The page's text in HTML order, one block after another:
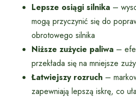
Lepsze osiągi silnika –
mogą przyczynić się do
obrotowego silnika
Niższe zużycie paliwa –
przekłada się na mniejsze
Łatwiejszy rozruch –
zapewniają lepszą iskrę, co